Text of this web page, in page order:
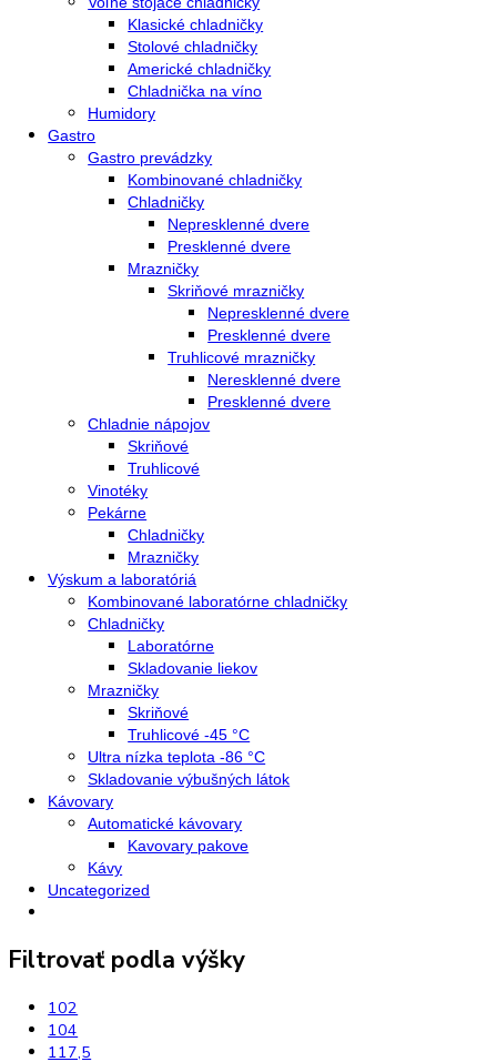
Vstavané chladničky
Vstavané mrazničky
Vstavané chladničky na víno
Vstavané americké chladničky
Voľne stojace spotrebiče
Kombinované chladničky
mraziak dole
mraziak hore
Mrazničky
Stolové mrazničky
Skriňové mrazničky
Truhlicové mrazničky
Voľne stojace chladničky
Klasické chladničky
Stolové chladničky
Americké chladničky
Chladnička na víno
Humidory
Gastro
Gastro prevádzky
Kombinované chladničky
Chladničky
Nepresklenné dvere
Presklenné dvere
Mrazničky
Skriňové mrazničky
Nepresklenné dvere
Truhlicové mrazničky
Neresklenné dvere
Presklenné dvere
Chladnie nápojov
Skriňové
Truhlicové
Vinotéky
Pekárne
Mrazničky
Výskum a laboratóriá